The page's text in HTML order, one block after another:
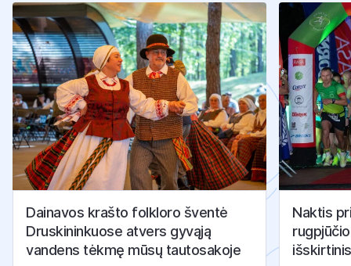
Dainavos krašto folkloro šventė
Druskininkuose atvers gyvąją
vandens tėkmę mūsų tautosakoje
Naktis